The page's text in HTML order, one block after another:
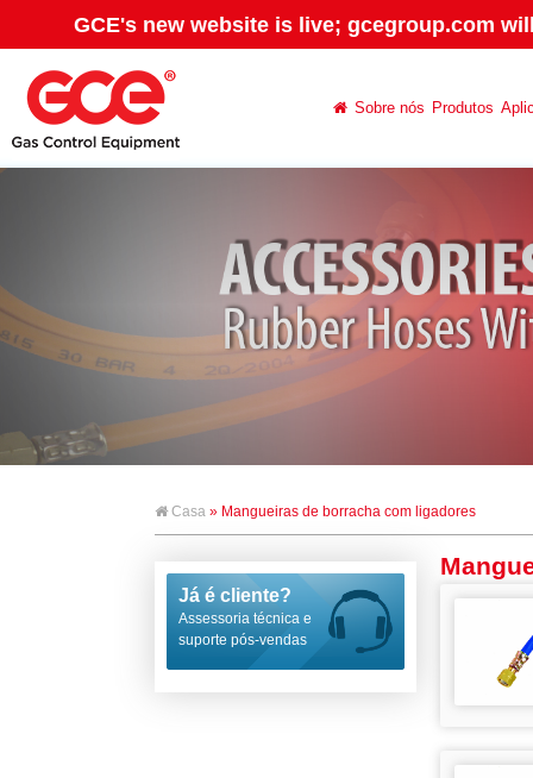
GCE's new website is live; gcegroup.com
Sobre nós Produtos
Casa » Mangueiras de borracha com ligadores
Já é cliente?
Assessoria técnica e
suporte pós-vendas